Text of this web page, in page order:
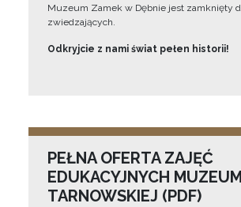
Muzeum Zamek w Dębnie jest zamknięty
zwiedzających.
Odkryjcie z nami świat pełen historii!
PEŁNA OFERTA ZAJĘĆ
EDUKACYJNYCH
TARNOWSKIEJ (PDF)